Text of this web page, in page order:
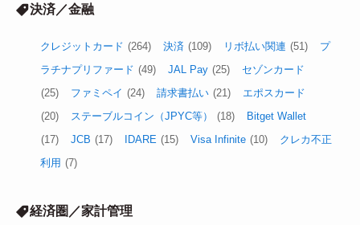
決済／金融
クレジットカード (264) 決済 (109) リボ払い関連 (51)
プ
ラチナプリファード (49) JAL Pay (25)
セゾンカード
(25)
ファミペイ (24) 請求書払い (21)
エポスカード
(20)
ステーブルコイン（JPYC等） (18)
Bitget Wallet
(17)
JCB (17) IDARE (15) Visa Infinite (10)
クレカ不正
利用 (7)
経済圏／家計管理